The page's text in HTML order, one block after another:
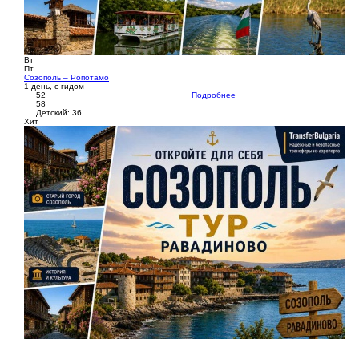
Вт
Пт
Созополь – Ропотамо
1 день, с гидом
52
58
Детский: 36
Подробнее
Хит